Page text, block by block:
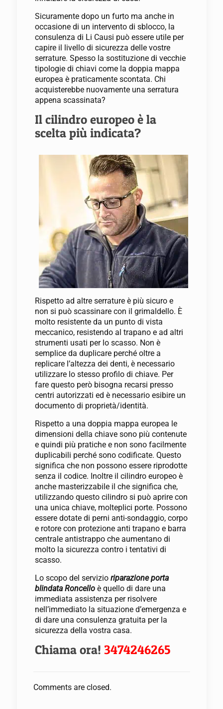
Sicuramente dopo un furto ma anche in
occasione di un intervento di sblocco, la
consulenza di Li Causi può essere utile per
capire il livello di sicurezza delle vostre
serrature. Spesso la sostituzione di vecchie
tipologie di chiavi come la doppia mappa
europea è praticamente scontata. Chi
acquisterebbe nuovamente una serratura
appena scassinata?
Il cilindro europeo è la
scelta più indicata?
Rispetto ad altre serrature è più sicuro e
non si può scassinare con il grimaldello. È
molto resistente da un punto di vista
meccanico, resistendo al trapano e ad altri
strumenti usati per lo scasso. Non è
semplice da duplicare perché oltre a
replicare l’altezza dei denti, è necessario
utilizzare lo stesso profilo di chiave. Per
fare questo però bisogna recarsi presso
centri autorizzati ed è necessario esibire un
documento di proprietà/identità.
Rispetto a una doppia mappa europea le
dimensioni della chiave sono più contenute
e quindi più pratiche e non sono facilmente
duplicabili perché sono codificate. Questo
significa che non possono essere riprodotte
senza il codice. Inoltre il cilindro europeo è
anche masterizzabile il che significa che,
utilizzando questo cilindro si può aprire con
una unica chiave, molteplici porte. Possono
essere dotate di perni anti-sondaggio, corpo
e rotore con protezione anti trapano e barra
centrale antistrappo che aumentano di
molto la sicurezza contro i tentativi di
scasso.
Lo scopo del servizio riparazione porta
blindata Roncelloè quello di dare una
immediata assistenza per risolvere
nell’immediato la situazione d’emergenza e
di dare una consulenza gratuita per la
sicurezza della vostra casa.
Chiama ora! 3474246265
Comments are closed.